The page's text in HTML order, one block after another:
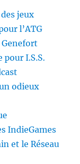
jeux
l’ATG
Genefort
pour I.S.S.
odieux
IndieGames
et le Réseau